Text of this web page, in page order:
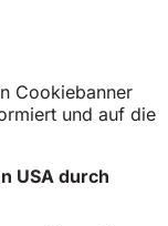
Cookiebanner
und auf die
USA durch